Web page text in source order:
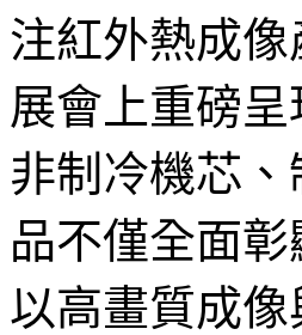
注紅外熱成
展會上重磅
非制冷機芯
品不僅全面
以高畫質成